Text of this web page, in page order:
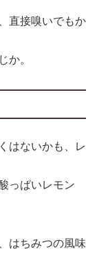
直接嗅いでもか
か。
はないかも、レ
っぱいレモン
はちみつの風味